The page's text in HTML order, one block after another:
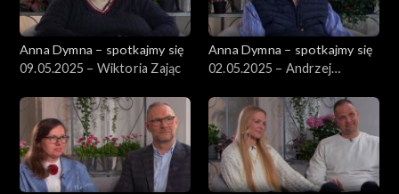
Anna Dymna – spotkajmy się
09.05.2025 – Wiktoria Zając
Anna Dymna – spotkajmy się
02.05.2025 – Andrzej